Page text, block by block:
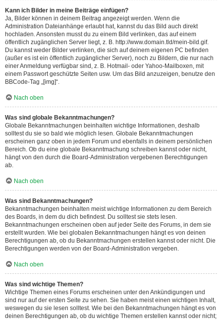
Kann ich Bilder in meine Beiträge einfügen?
Ja, Bilder können in deinem Beitrag angezeigt werden. Wenn die
Administration Dateianhänge erlaubt hat, kannst du das Bild auch direkt
hochladen. Ansonsten musst du zu einem Bild verlinken, das auf einem
öffentlich zugänglichen Server liegt, z. B. http://www.domain.tld/mein-bild.gif.
Du kannst weder Bilder verlinken, die sich auf deinem eigenen PC befinden
(außer es ist ein öffentlich zugänglicher Server), noch zu Bildern, die nur nach
einer Anmeldung verfügbar sind, z. B. Hotmail- oder Yahoo-Mailboxen, mit
einem Passwort geschützte Seiten usw. Um das Bild anzuzeigen, benutze den
BBCode-Tag „[img]“.
Nach oben
Was sind globale Bekanntmachungen?
Globale Bekanntmachungen beinhalten wichtige Informationen, deshalb
solltest du sie so bald wie möglich lesen. Globale Bekanntmachungen
erscheinen ganz oben in jedem Forum und ebenfalls in deinem persönlichen
Bereich. Ob du eine globale Bekanntmachung schreiben kannst oder nicht,
hängt von den durch die Board-Administration vergebenen Berechtigungen
ab.
Nach oben
Was sind Bekanntmachungen?
Bekanntmachungen beinhalten meist wichtige Informationen zu dem Bereich
des Boards, in dem du dich befindest. Du solltest sie stets lesen.
Bekanntmachungen erscheinen oben auf jeder Seite des Forums, in dem sie
erstellt wurden. Wie bei globalen Bekanntmachungen hängt es von deinen
Berechtigungen ab, ob du Bekanntmachungen erstellen kannst oder nicht. Die
Berechtigungen werden von der Board-Administration vergeben.
Nach oben
Was sind wichtige Themen?
Wichtige Themen eines Forums erscheinen unter den Ankündigungen und
sind nur auf der ersten Seite zu sehen. Sie haben meist einen wichtigen Inhalt,
weswegen du sie lesen solltest. Wie bei den Bekanntmachungen hängt es von
deinen Berechtigungen ab, ob du wichtige Themen erstellen kannst oder nicht;